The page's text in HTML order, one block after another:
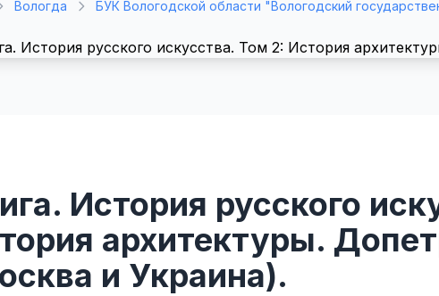
Вологда БУК Вологодской области "Вологодский
История русского
архитектуры.
и Украина).